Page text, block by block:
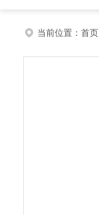
当前位置： 首页